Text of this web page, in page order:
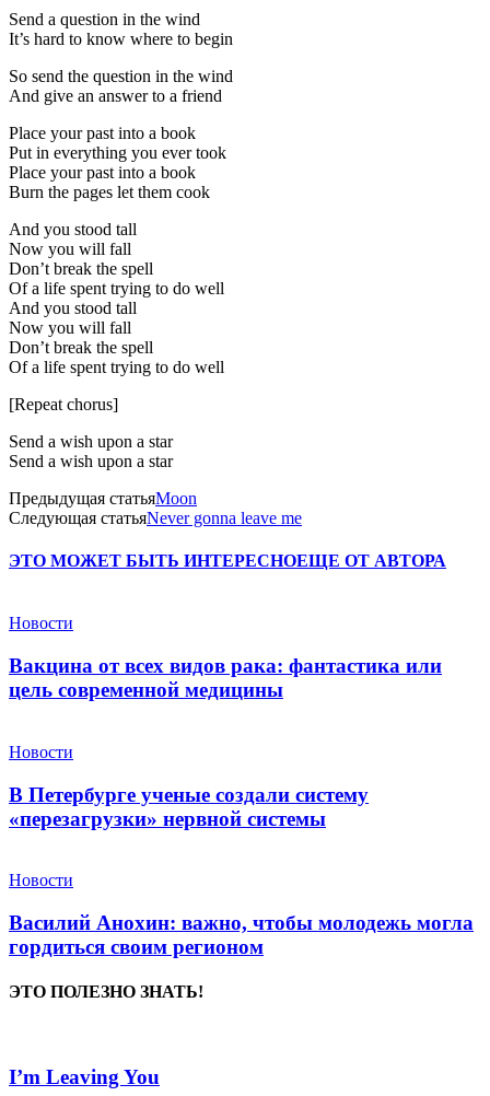
Send a question in the wind
It’s hard to know where to begin
So send the question in the wind
And give an answer to a friend
Place your past into a book
Put in everything you ever took
Place your past into a book
Burn the pages let them cook
And you stood tall
Now you will fall
Don’t break the spell
Of a life spent trying to do well
And you stood tall
Now you will fall
Don’t break the spell
Of a life spent trying to do well
[Repeat chorus]
Send a wish upon a star
Send a wish upon a star
Предыдущая статьяMoon
Следующая статьяNever gonna leave me
ЭТО МОЖЕТ БЫТЬ ИНТЕРЕСНОЕЩЕ ОТ АВТОРА
Новости
Вакцина от всех видов рака: фантастика или
цель современной медицины
Новости
В Петербурге ученые создали систему
«перезагрузки» нервной системы
Новости
Василий Анохин: важно, чтобы молодежь могла
гордиться своим регионом
ЭТО ПОЛЕЗНО ЗНАТЬ!
I’m Leaving You